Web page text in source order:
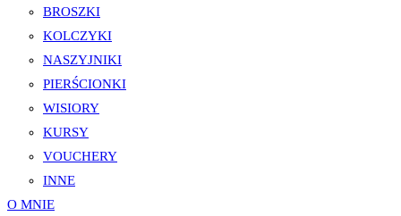
BROSZKI
KOLCZYKI
NASZYJNIKI
PIERŚCIONKI
WISIORY
KURSY
VOUCHERY
INNE
O MNIE